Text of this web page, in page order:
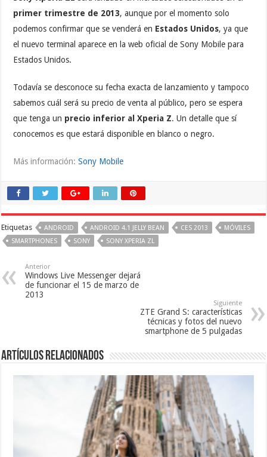
primer trimestre de 2013, aunque por el momento solo
podemos confirmar que se venderá en Estados Unidos, ya que
el nuevo terminal aparece en la web oficial de Sony Mobile para
Estados Unidos.
Todavía se desconoce su fecha exacta de lanzamiento y tampoco
sabemos cuál será su precio de venta al público, pero se espera
que tenga un precio inferior al Xperia Z. Un detalle que sí
conocemos es que estará disponible en blanco o negro.
Más información: Sony Mobile
Etiquetas ANDROID ANDROID 4.1 JELLY BEAN CES 2013
MÓVILES
SMARTPHONES
SONY SONY XPERIA ZL
Anterior
Windows Live Messenger dejará
de funcionar el 15 de marzo de
2013
Siguiente
ZTE Grand S: características
técnicas y fotos del nuevo
smartphone de 5 pulgadas
Artículos relacionados